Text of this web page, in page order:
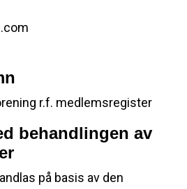
r.f. medlemsregister
behandlingen av
på basis av den